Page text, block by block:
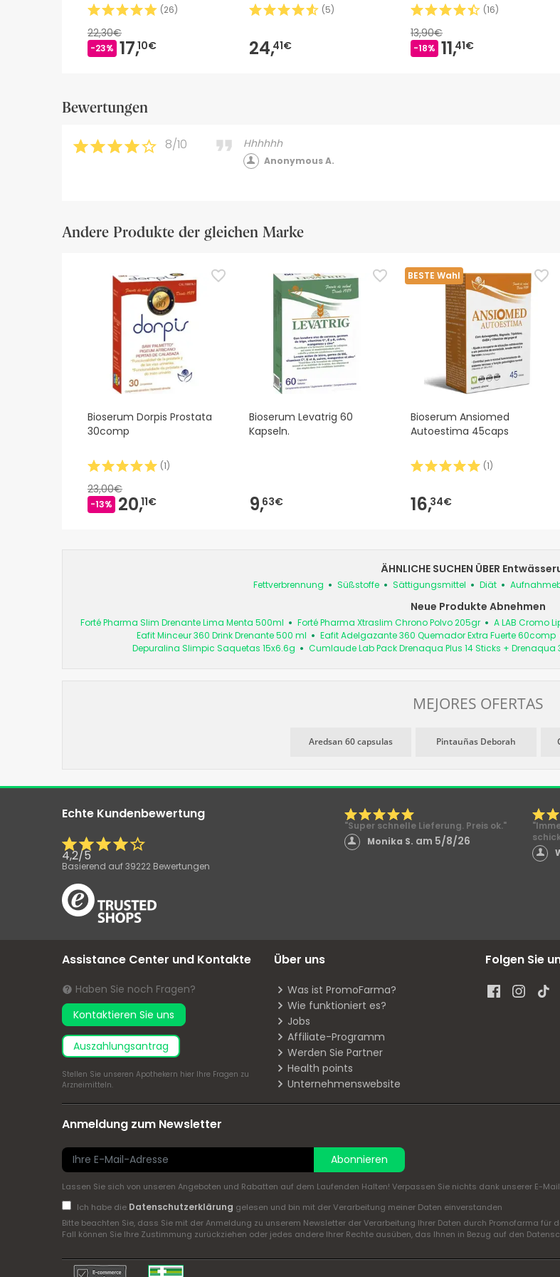
(26)
22,30€
-23% 17,10€
(5)
24,41€
(16)
13,90€
-18% 11,41€
Bewertungen
8/10 Hhhhhh
Anonymous A.
Andere Produkte der gleichen Marke
Bioserum Dorpis Prostata
30comp
(1)
23,00€
-13% 20,11€
Bioserum Levatrig 60
Kapseln.
9,63€
BESTE Wahl
Bioserum Ansiomed
Autoestima 45caps
(1)
16,34€
ÄHNLICHE SUCHEN ÜBER
Fettverbrennung Süßstoffe Sättigungsmittel Diät
Neue Produkte Abnehmen
Forté Pharma Slim Drenante Lima Menta 500ml Forté Pharma Xtraslim Chrono Polvo 205gr A LAB Cromo
Eafit Minceur 360 Drink Drenante 500 ml
Eafit Adelgazante 360 Quemador Extra Fuerte 60comp
Depuralina Slimpic Saquetas 15x6.6g
Cumlaude Lab Pack Drenaqua Plus 14 Sticks + Drenaqua
MEJORES OFERTAS
Aredsan 60 capsulas Pintauñas Deborah
Echte Kundenbewertung
4,2/5
Basierend auf39222 Bewertungen
"Super schnelle Lieferung. Preis ok."
Monika S. am 5/8/26
Assistance Center und Kontakte
Haben Sie noch Fragen?
Kontaktieren Sie uns
Auszahlungsantrag
Stellen Sie unseren Apothekern hier Ihre Fragen zu
Arzneimitteln.
Über uns
Was ist PromoFarma?
Wie funktioniert es?
Jobs
Affiliate-Programm
Werden Sie Partner
Health points
Unternehmenswebsite
Folgen Sie
Anmeldung zum Newsletter
Abonnieren
Lassen Sie sich von unseren Angeboten und Rabatten auf dem Laufenden Halten! Verpassen Sie nichts dank unserer E-
Ich habe die Datenschutzerklärung gelesen und bin mit der Verarbeitung meiner Daten einverstanden
Bitte beachten Sie, dass Sie mit der Anmeldung zu unserem Newsletter der Verarbeitung Ihrer Daten durch Promofarma
Fall können Sie Ihre Zustimmung zurückziehen oder jedes andere Ihrer Rechte ausüben, das Ihnen in Bezug auf den